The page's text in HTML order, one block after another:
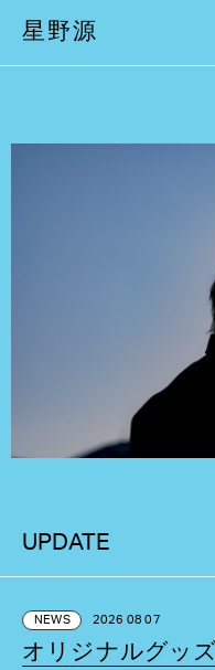
星野源
UPDATE
NEWS 2026 08 07
オリジナルグッ